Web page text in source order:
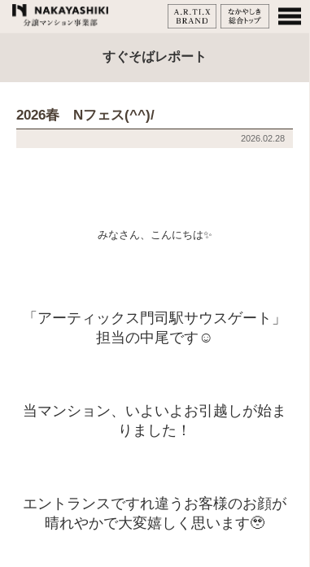
すぐそばレポート
2026春 Nフェス(^^)/
2026.02.28
みなさん、こんにちは✨
「アーティックス門司駅サウスゲート」
担当の中尾です☺️
当マンション、いよいよお引越しが始ま
りました！
エントランスですれ違うお客様のお顔が
晴れやかで大変嬉しく思います🥹